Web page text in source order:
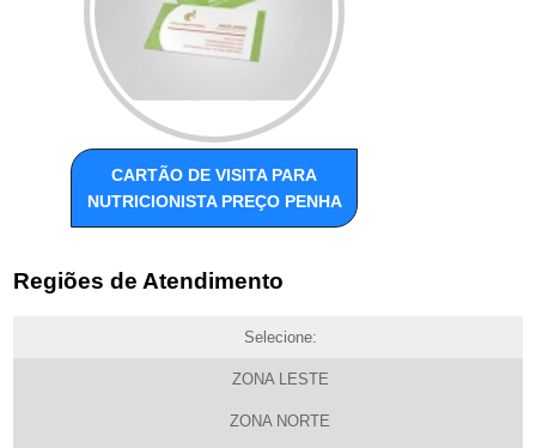
CARTÃO DE VISITA PARA
NUTRICIONISTA PREÇO PENHA
Regiões de Atendimento
Selecione:
ZONA LESTE
ZONA NORTE